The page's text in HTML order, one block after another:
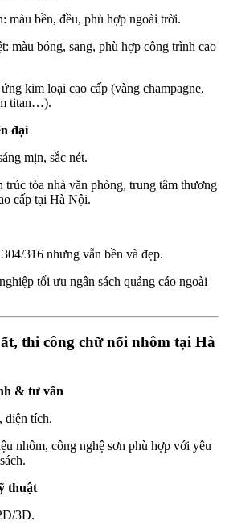
màu bền, đều, phù hợp ngoài trời.
màu bóng, sang, phù hợp công trình cao
kim loại cao cấp (vàng champagne,
titan…).
đại
mịn, sắc nét.
trúc tòa nhà văn phòng, trung tâm thương
cấp tại Hà Nội.
316 nhưng vẫn bền và đẹp.
tối ưu ngân sách quảng cáo ngoài
thi công chữ nổi nhôm tại Hà
& tư vấn
diện tích.
nhôm, công nghệ sơn phù hợp với yêu
thuật
3D.